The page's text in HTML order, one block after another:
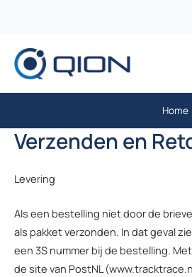
Home
Verzenden en
Levering
Als een bestelling niet door de
als pakket verzonden. In dat geval
een 3S nummer bij de bestelling.
de site van PostNL